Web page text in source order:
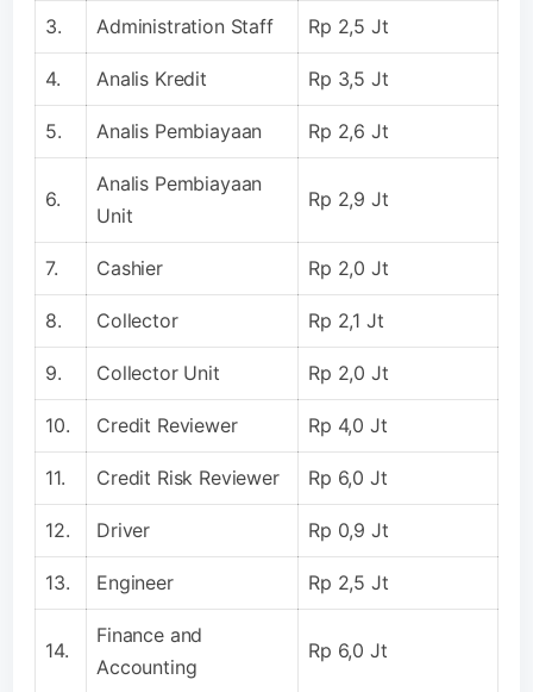
3. Administration Staff Rp 2,5 Jt
4. Analis Kredit Rp 3,5 Jt
5. Analis Pembiayaan Rp 2,6 Jt
6.
Analis Pembiayaan
Unit
Rp 2,9 Jt
7. Cashier Rp 2,0 Jt
8. Collector Rp 2,1 Jt
9. Collector Unit Rp 2,0 Jt
10. Credit Reviewer Rp 4,0 Jt
11. Credit Risk Reviewer Rp 6,0 Jt
12. Driver Rp 0,9 Jt
13. Engineer Rp 2,5 Jt
14.
Finance and
Accounting
Rp 6,0 Jt